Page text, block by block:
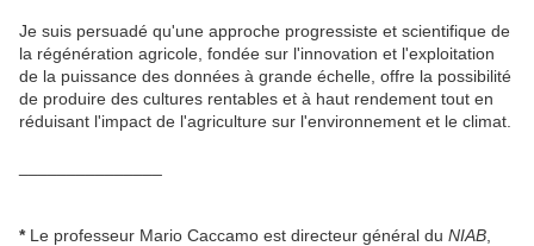
Je suis persuadé qu'une approche progressiste et scientifique de
la régénération agricole, fondée sur l'innovation et l'exploitation
de la puissance des données à grande échelle, offre la possibilité
de produire des cultures rentables et à haut rendement tout en
réduisant l'impact de l'agriculture sur l'environnement et le climat.
* Le professeur Mario Caccamo est directeur général du NIAB